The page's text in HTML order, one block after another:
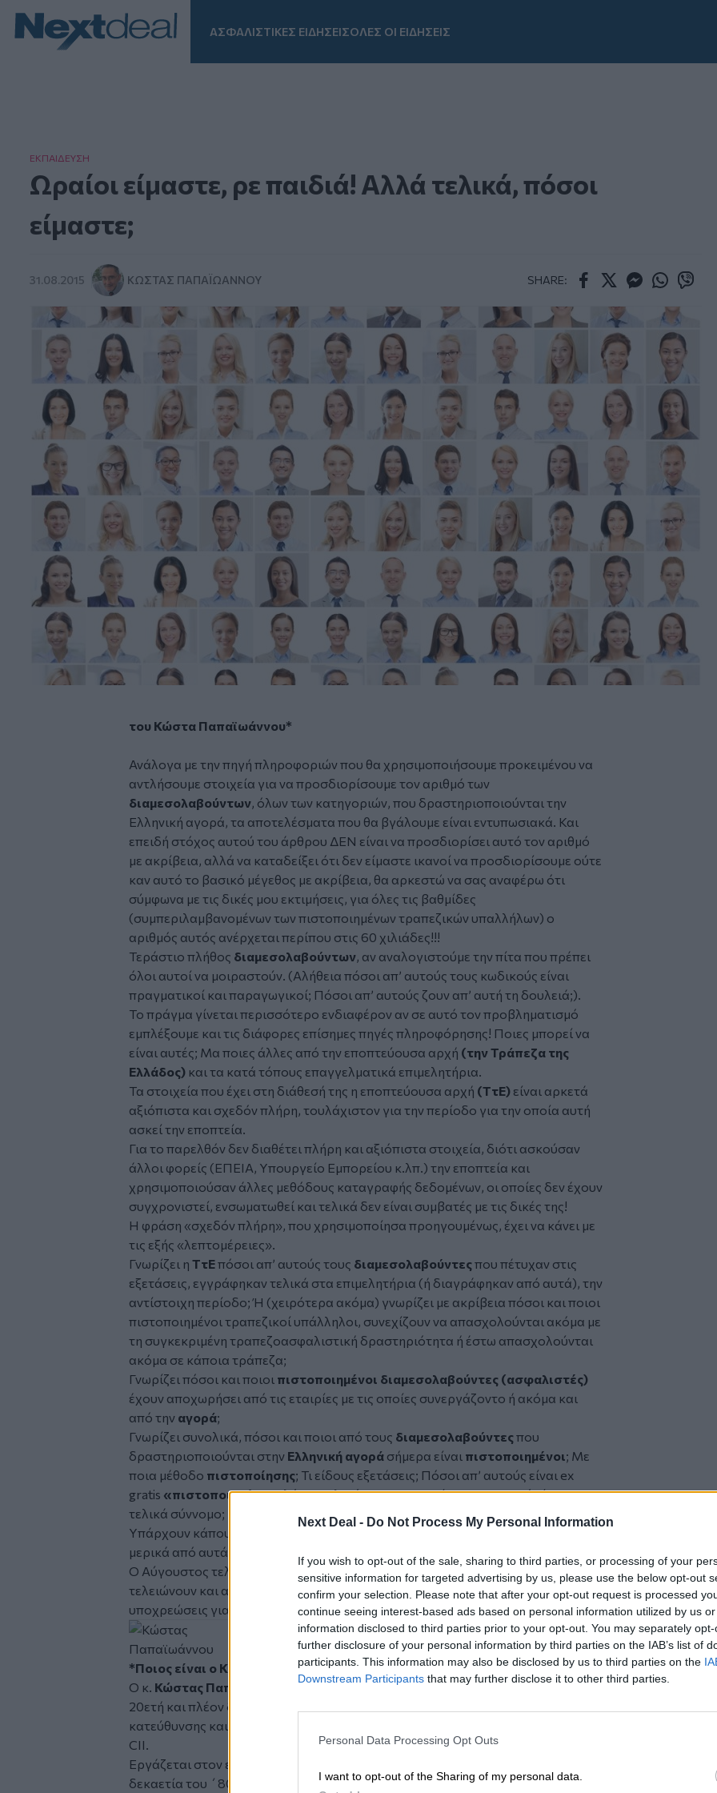
Next Deal - Do Not Process My Personal Information
If you wish to opt-out of the sale, sharing to third parties, or processing of your
sensitive information for targeted advertising by us, please use the below opt-out
confirm your selection. Please note that after your opt-out request is processed
continue seeing interest-based ads based on personal information utilized by us
information disclosed to third parties prior to your opt-out. You may separately
further disclosure of your personal information by third parties on the IAB’s list of
participants. This information may also be disclosed by us to third parties on the
Downstream Participants that may further disclose it to other third parties.
Personal Data Processing Opt Outs
I want to opt-out of the Sharing of my personal data.
ΑΣΦΑΛΙΣΤΙΚΕΣ ΕΙΔΗΣΕΙΣΟΛΕΣ ΟΙ ΕΙΔΗΣΕΙΣ
ΕΚΠΑΙΔΕΥΣΗ
Ωραίοι είμαστε, ρε παιδιά! Αλλά τελικά, πόσοι
είμαστε;
31.08.2015 ΚΏΣΤΑΣ ΠΑΠΑΪΩΆΝΝΟΥ SHARE:
του Κώστα Παπαϊωάννου*
Ανάλογα με την πηγή πληροφοριών που θα χρησιμοποιήσουμε προκειμένου να
αντλήσουμε στοιχεία για να προσδιορίσουμε τον αριθμό των
διαμεσολαβούντων, όλων των κατηγοριών, που δραστηριοποιούνται την
Ελληνική αγορά, τα αποτελέσματα που θα βγάλουμε είναι εντυπωσιακά. Και
επειδή στόχος αυτού του άρθρου ΔΕΝ είναι να προσδιορίσει αυτό τον αριθμό
με ακρίβεια, αλλά να καταδείξει ότι δεν είμαστε ικανοί να προσδιορίσουμε ούτε
καν αυτό το βασικό μέγεθος με ακρίβεια, θα αρκεστώ να σας αναφέρω ότι
σύμφωνα με τις δικές μου εκτιμήσεις, για όλες τις βαθμίδες
(συμπεριλαμβανομένων των πιστοποιημένων τραπεζικών υπαλλήλων) ο
αριθμός αυτός ανέρχεται περίπου στις 60 χιλιάδες!!!
Τεράστιο πλήθος διαμεσολαβούντων, αν αναλογιστούμε την πίτα που πρέπει
όλοι αυτοί να μοιραστούν. (Αλήθεια πόσοι απ’ αυτούς τους κωδικούς είναι
πραγματικοί και παραγωγικοί; Πόσοι απ’ αυτούς ζουν απ’ αυτή τη δουλειά;).
Το πράγμα γίνεται περισσότερο ενδιαφέρον αν σε αυτό τον προβληματισμό
εμπλέξουμε και τις διάφορες επίσημες πηγές πληροφόρησης! Ποιες μπορεί να
είναι αυτές; Μα ποιες άλλες από την εποπτεύουσα αρχή (την Τράπεζα της
Ελλάδος) και τα κατά τόπους επαγγελματικά επιμελητήρια.
Τα στοιχεία που έχει στη διάθεσή της η εποπτεύουσα αρχή (ΤτΕ) είναι αρκετά
αξιόπιστα και σχεδόν πλήρη, τουλάχιστον για την περίοδο για την οποία αυτή
ασκεί την εποπτεία.
Για το παρελθόν δεν διαθέτει πλήρη και αξιόπιστα στοιχεία, διότι ασκούσαν
άλλοι φορείς (ΕΠΕΙΑ, Υπουργείο Εμπορείου κ.λπ.) την εποπτεία και
χρησιμοποιούσαν άλλες μεθόδους καταγραφής δεδομένων, οι οποίες δεν έχουν
συγχρονιστεί, ενσωματωθεί και τελικά δεν είναι συμβατές με τις δικές της!
Η φράση «σχεδόν πλήρη», που χρησιμοποίησα προηγουμένως, έχει να κάνει με
τις εξής «λεπτομέρειες».
Γνωρίζει η ΤτΕπόσοι απ’ αυτούς τους διαμεσολαβούντεςπου πέτυχαν στις
εξετάσεις, εγγράφηκαν τελικά στα επιμελητήρια (ή διαγράφηκαν από αυτά), την
αντίστοιχη περίοδο; Ή (χειρότερα ακόμα) γνωρίζει με ακρίβεια πόσοι και ποιοι
πιστοποιημένοι τραπεζικοί υπάλληλοι, συνεχίζουν να απασχολούνται ακόμα με
τη συγκεκριμένη τραπεζοασφαλιστική δραστηριότητα ή έστω απασχολούνται
ακόμα σε κάποια τράπεζα;
Γνωρίζει πόσοι και ποιοι πιστοποιημένοι διαμεσολαβούντες (ασφαλιστές)
έχουν αποχωρήσει από τις εταιρίες με τις οποίες συνεργάζοντο ή ακόμα και
από την αγορά;
Γνωρίζει συνολικά, πόσοι και ποιοι από τους διαμεσολαβούντεςπου
δραστηριοποιούνται στην Ελληνική αγορά σήμερα είναι πιστοποιημένοι; Με
ποια μέθοδο πιστοποίησης; Τι είδους εξετάσεις; Πόσοι απ’ αυτούς είναι ex
gratis «πιστοποιημένοι»λόγω παλαιότητας/εμπειρίας, και αν αυτό είναι
τελικά σύννομο;
Υπάρχουν κάπου οι επίσημες απαντήσεις σε όλα αυτά τα θέματα (ή έστω σε
μερικά από αυτά!) και ποιος θα μας τις δώσει; Και πάνω απ’ όλα, εγγράφως!
Ο Αύγουστος τελείωσε και τα περιθώρια για την εφαρμογή του Solvency II
τελειώνουν και αυτά. Δεν απορρέουν μόνο για τις ασφαλιστικές επιχειρήσεις
υποχρεώσεις για την εφαρμογή του!
*Ποιος είναι ο Κώστας Παπαϊωάννου
Ο κ. Κώστας Παπαϊωάννου
είναι εξειδικευμένος εκπαιδευτής ασφαλιστών με
20ετή και πλέον διδακτική εμπειρία. Έχει κάνει σπουδές οικονομικής
κατεύθυνσης και κατέχει τίτλους σπουδών στα ασφαλιστικά από το ΕΙΑΣ και το
CII.
Εργάζεται στον ευρύτερο ασφαλιστικό και χρηματοοικονομικό χώρο από τη
δεκαετία του ΄80 και έχει απασχοληθεί σε διευθυντικές θέσεις εκπαίδευσης, σε